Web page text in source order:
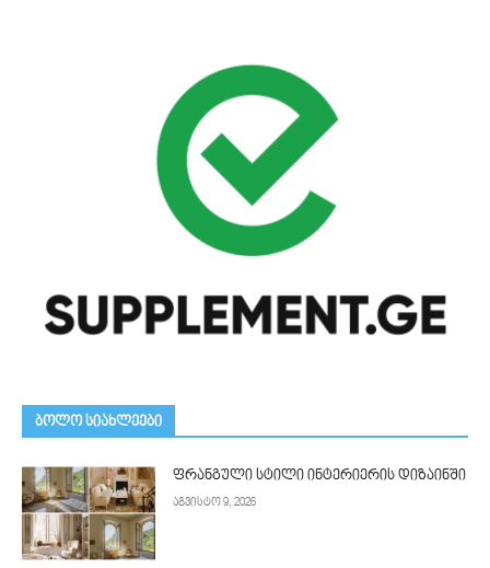
ᲑᲝᲚᲝ ᲡᲘᲐᲮᲚᲔᲔᲑᲘ
ფრანგული სტილი ინტერიერის დიზაინში
აგვისტო 9, 2026